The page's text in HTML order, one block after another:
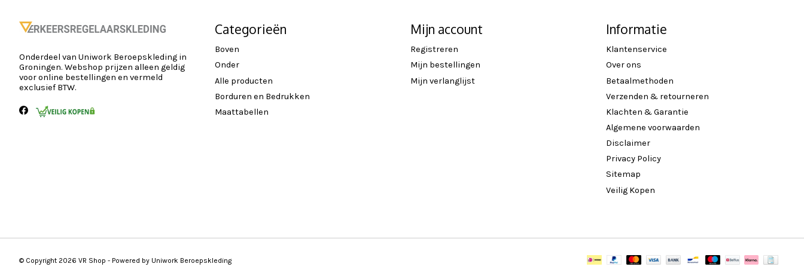
Onderdeel van Uniwork Beroepskleding in
Groningen. Webshop prijzen alleen geldig
voor online bestellingen en vermeld
exclusief BTW.
Categorieën
Boven
Onder
Alle producten
Borduren en Bedrukken
Maattabellen
Mijn account
Registreren
Mijn bestellingen
Mijn verlanglijst
Informatie
Klantenservice
Over ons
Betaalmethoden
Verzenden & retourneren
Klachten & Garantie
Algemene voorwaarden
Disclaimer
Privacy Policy
Sitemap
Veilig Kopen
© Copyright 2026 VR Shop - Powered by Uniwork Beroepskleding